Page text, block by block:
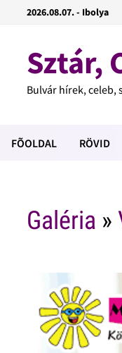
2026.08.07. - Ibolya
Sztár,
Bulvár hírek, celeb,
FÕOLDAL RÖVID
Galéria »